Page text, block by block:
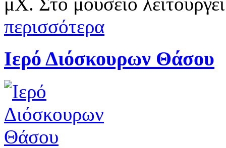
περισσότερα
Ιερό Διόσκουρων Θάσου